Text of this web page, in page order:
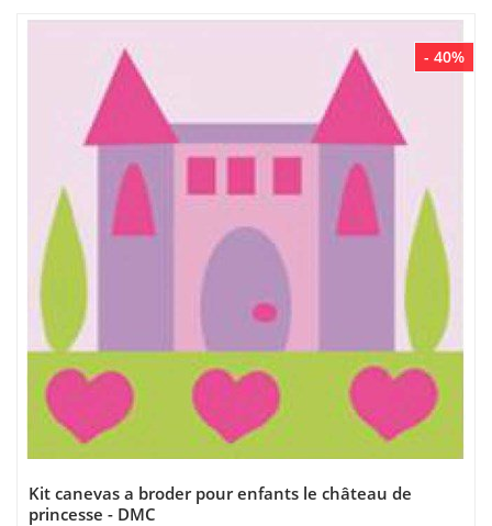
- 40%
Kit canevas a broder pour enfants le château de
princesse - DMC